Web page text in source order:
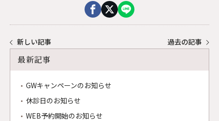
新しい記事 過去の記事
最新記事
GWキャンペーンのお知らせ
休診日のお知らせ
WEB予約開始のお知らせ
います。
ぜひお友達登録・フォローをお願いします。